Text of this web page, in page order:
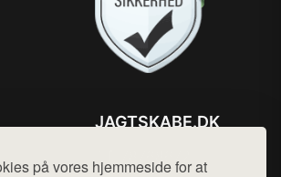
på vores hjemmeside for at
JAGTSKABE.DK